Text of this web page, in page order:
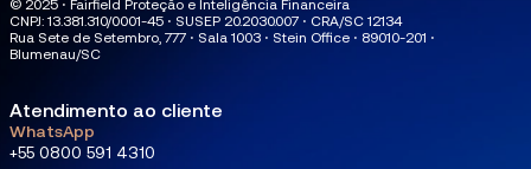
© 2025 ⋅ Fairfield Proteção e Inteligência Financeira
CNPJ: 13.381.310/0001-45 ⋅ SUSEP 20.2030.007 ⋅ CRA/SC 12134
Rua Sete de Setembro, 777 ⋅ Sala 1003 ⋅ Stein Office ⋅ 89010-201 ⋅
Blumenau/SC
Atendimento ao cliente
WhatsApp
+55 0800 591 4310